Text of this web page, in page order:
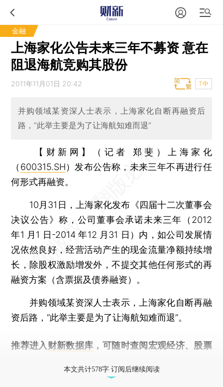
金融
上海家化公告未来三年不募资 意在
阻退海航竞购其股份
2011年11月01日 20:42 T中
并购领域某资深人士表示，上海家化自断再融资后
路，“此举主要是为了让海航知难而退”
【财新网】（记者 郑斐）
上海家化
（ 600315.SH）发布公告称，未来三年不再进行任
何形式再融资。
10月31日，上海家化发布《四届十二次董事会
决议公告》称，公司董事会承诺未来三年（2012
年1 月1 日-2014 年12 月31 日）内，如公司发展情
况依然良好，经营活动产生的现金流量净额持续增
长，除股权激励增发外，不提交其他任何形式的再
融资方案（含票据及债券融资）。
并购领域某资深人士表示，上海家化自断再融
资后路，“此举主要是为了让海航知难而退”。
推荐进入 财新数据库 ，可随时查阅宏观经济、股票
本文共计578字 订阅后继续阅读